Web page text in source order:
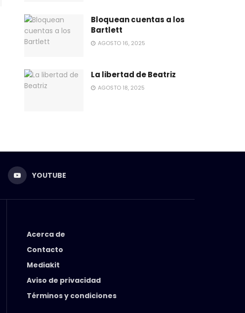
Bloquean cuentas a los
Bartlett
AGOSTO 16, 2025
La libertad de Beatriz
AGOSTO 18, 2025
YOUTUBE
Acerca de
Contacto
Mediakit
Aviso de privacidad
Términos y condiciones